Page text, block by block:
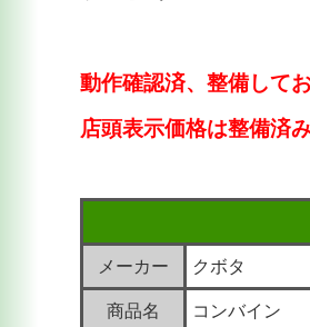
動作確認済、 整備して
店頭表示価格は整備済
メーカー クボタ
商品名 コンバイン